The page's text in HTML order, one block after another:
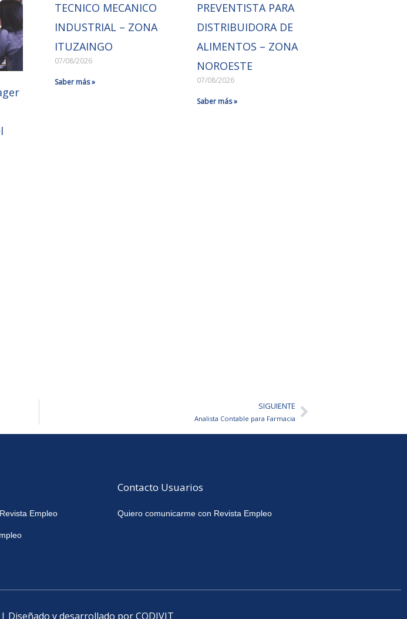
TECNICO MECANICO
INDUSTRIAL – ZONA
ITUZAINGO
07/08/2026
Saber más »
PREVENTISTA PARA
DISTRIBUIDORA DE
ALIMENTOS – ZONA
NOROESTE
07/08/2026
Saber más »
SIGUIENTE
Analista Contable para FarmaciaSiguiente
Empleo
Contacto Usuarios
Quiero comunicarme con Revista Empleo
Diseñado y desarrollado por CODIVIT